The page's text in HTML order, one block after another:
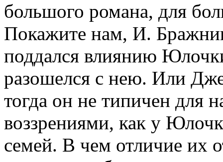
большого романа, для
Покажите нам, И.
поддался влиянию
разошелся с нею. Или
тогда он не типичен для
воззрениями, как у
семей. В чем отличие их